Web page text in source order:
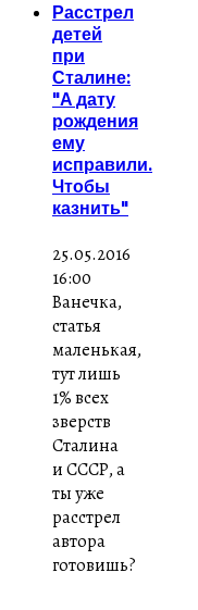
Расстрел
детей
при
Сталине:
"А дату
рождения
ему
исправили.
Чтобы
казнить"
25.05.2016
16:00
Ванечка,
статья
маленькая,
тут лишь
1% всех
зверств
Сталина
и СССР, а
ты уже
расстрел
автора
готовишь?